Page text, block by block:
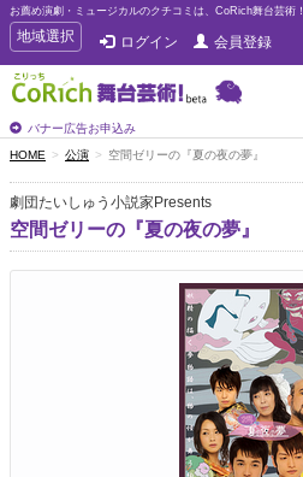
お薦め演劇・ミュージカルのクチコミは、CoRich舞台芸術！
T
o
g
g
e
n
a
v
i
g
地域選択 ログイン 会員登録
バナー広告お申込み
HOME 公演 空間ゼリーの『夏の夜の夢』
劇団たいしゅう小説家Presents
空間ゼリーの『夏の夜の夢』